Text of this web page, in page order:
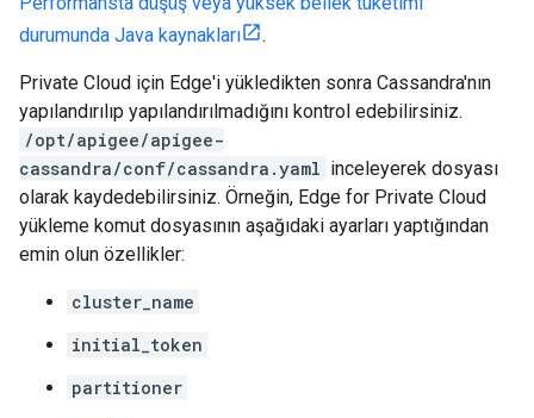
durumunda Java kaynakları
.
Private Cloud için Edge'i yükledikten sonra Cassandra'nın
yapılandırılıp yapılandırılmadığını kontrol edebilirsiniz.
/opt/apigee/apigee-
cassandra/conf/cassandra.yaml inceleyerek dosyası
olarak kaydedebilirsiniz. Örneğin, Edge for Private Cloud
yükleme komut dosyasının aşağıdaki ayarları yaptığından
emin olun özellikler:
cluster_name
initial_token
partitioner